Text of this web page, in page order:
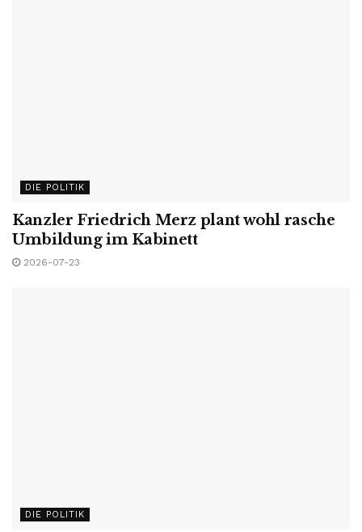
DIE POLITIK
Kanzler Friedrich Merz plant wohl rasche
Umbildung im Kabinett
2026-07-23
DIE POLITIK